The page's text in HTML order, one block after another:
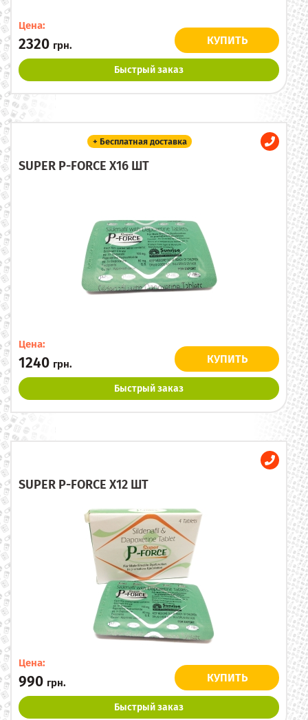
Цена:
2320 грн. КУПИТЬ
Быстрый заказ
+ Бесплатная доставка
SUPER P-FORCE X16 ШТ
Цена:
1240 грн. КУПИТЬ
Быстрый заказ
SUPER P-FORCE X12 ШТ
Цена:
990 грн. КУПИТЬ
Быстрый заказ